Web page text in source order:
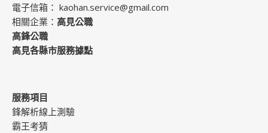
電子信箱： kaohan.service@gmail.com
相關企業： 高見公職
高鋒公職
高見各縣市服務據點
服務項目
鋒解析線上測驗
霸王考猜